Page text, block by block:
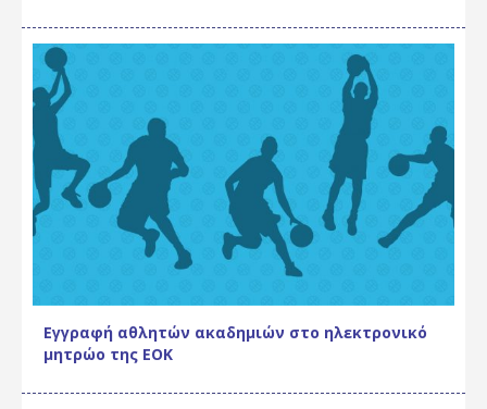
Εγγραφή αθλητών ακαδημιών στο ηλεκτρονικό
μητρώο της ΕΟΚ